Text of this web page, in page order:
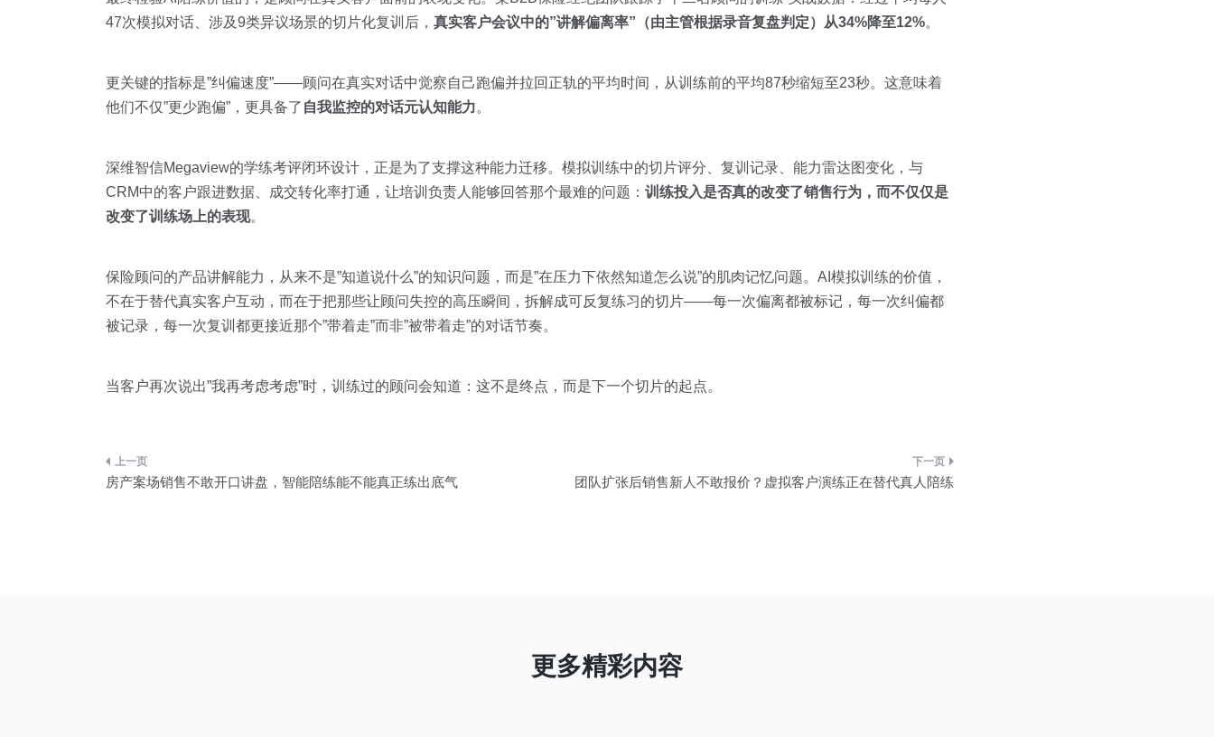
47次模拟对话、涉及9类异议场景的切片化复训后， 真实客户会议中的”讲解偏离率”（由主管根据录音复盘判定）从34%降至12%。
更关键的指标是”纠偏速度”——顾问在真实对话中觉察自己跑偏并拉回正轨的平均时间，从训练前的平均87秒缩短至23秒。这意味着
他们不仅”更少跑偏”，更具备了 自我监控的对话元认知能力。
深维智信Megaview的学练考评闭环设计，正是为了支撑这种能力迁移。模拟训练中的切片评分、复训记录、能力雷达图变化，与
CRM中的客户跟进数据、成交转化率打通，让培训负责人能够回答那个最难的问题： 训练投入是否真的改变了销售行为，而不仅仅是
改变了训练场上的表现。
保险顾问的产品讲解能力，从来不是”知道说什么”的知识问题，而是”在压力下依然知道怎么说”的肌肉记忆问题。AI模拟训练的价值，
不在于替代真实客户互动，而在于把那些让顾问失控的高压瞬间，拆解成可反复练习的切片——每一次偏离都被标记，每一次纠偏都
被记录，每一次复训都更接近那个”带着走”而非”被带着走”的对话节奏。
当客户再次说出”我再考虑考虑”时，训练过的顾问会知道：这不是终点，而是下一个切片的起点。
文
房产案场销售不敢开口讲盘，智能陪练能不能真正练出底气 团队扩张后销售新人不敢报价？虚拟客户演练正在替代真人陪练